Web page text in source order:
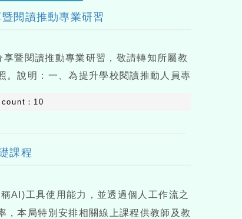
閱讀推動專業研習
暨閱讀推動專業研習，敬請轉知所屬教
。說明：一、為提升學校閱讀推動人員專
count：10
課程
AI)工具使用能力，並透過個人工作流之
，本局特別安排相關線上課程供教師及教